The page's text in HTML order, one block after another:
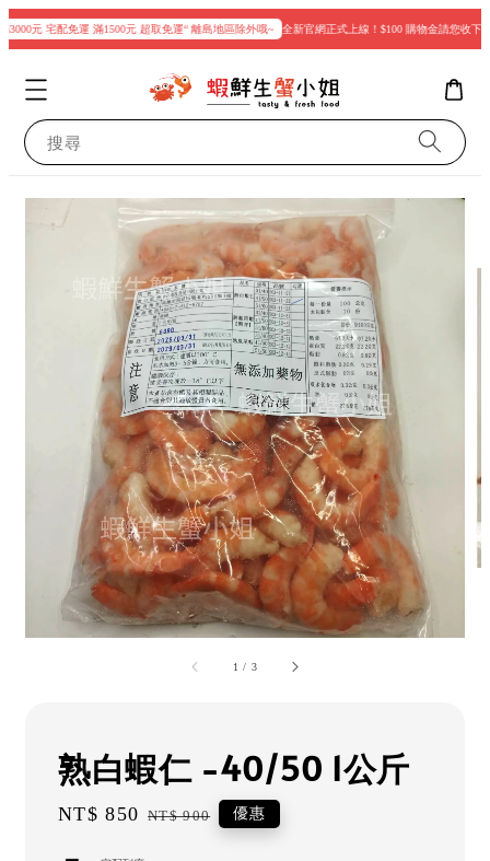
元 宅配免運 滿1500元 超取免運“ 離島地區除外哦~ 全新官網正式上線！$100 購物金請您收下
搜尋
1 / 3
熟白蝦仁 -40/50 1公斤
Sale
NT$ 850 Regular
NT$ 900 優惠